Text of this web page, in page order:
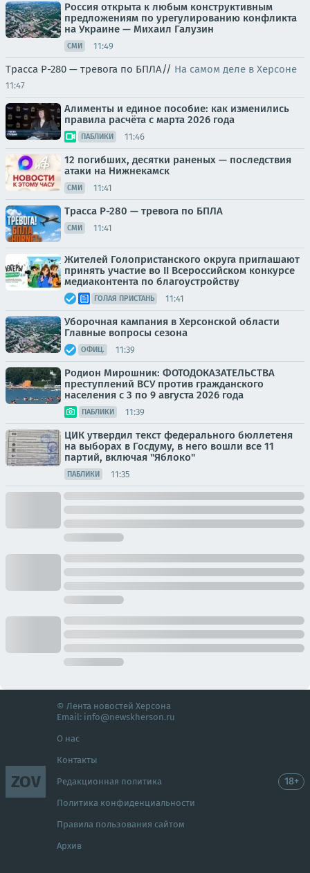
Россия открыта к любым конструктивным
предложениям по урегулированию конфликта
на Украине — Михаил Галузин
СМИ 11:49
Трасса Р-280 — тревога по БПЛА// На самом деле в Херсоне
11:47
Алименты и единое пособие: как изменились
правила расчёта с марта 2026 года
ПАБЛИКИ 11:46
12 погибших, десятки раненых — последствия
атаки на Нижнекамск
СМИ 11:41
Трасса Р-280 — тревога по БПЛА
СМИ 11:41
Жителей Голопристанского округа приглашают
принять участие во II Всероссийском конкурсе
медиаконтента по благоустройству
ГОЛАЯ ПРИСТАНЬ 11:41
Уборочная кампания в Херсонской области
Главные вопросы сезона
ОФИЦ. 11:39
Родион Мирошник: ФОТОДОКАЗАТЕЛЬСТВА
преступлений ВСУ против гражданского
населения с 3 по 9 августа 2026 года
ПАБЛИКИ 11:39
ЦИК утвердил текст федерального бюллетеня
на выборах в Госдуму, в него вошли все 11
партий, включая "Яблоко"
ПАБЛИКИ 11:35
ZOV
© Лента новостей Херсона
Email: info@newskherson.ru
О нас
Контакты
Редакционная политика
Политика конфиденциальности
Правила пользования сайтом
Архив
18+